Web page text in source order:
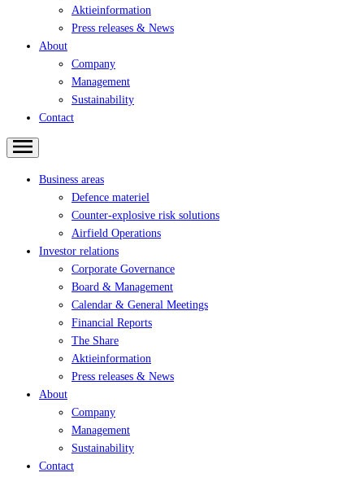
Aktieinformation
Press releases & News
About
Company
Management
Sustainability
Contact
Business areas
Defence materiel
Counter-explosive risk solutions
Airfield Operations
Investor relations
Corporate Governance
Board & Management
Calendar & General Meetings
Financial Reports
The Share
Aktieinformation
Press releases & News
About
Company
Management
Sustainability
Contact